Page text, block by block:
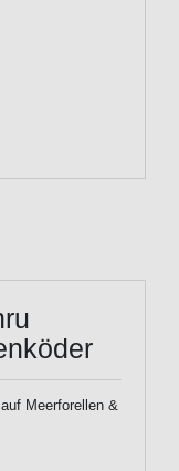
Meerforellen &